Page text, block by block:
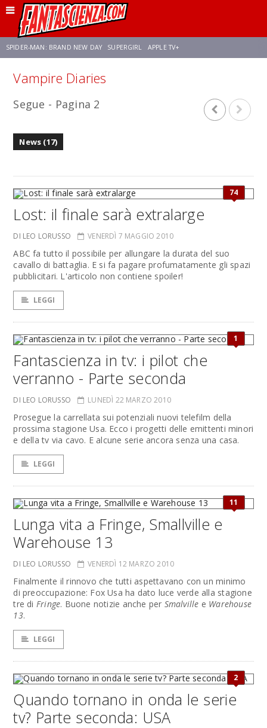
SPIDER-MAN: BRAND NEW DAY SUPERGIRL APPLE TV+
FRANCO RICCIARDIELLO
Vampire Diaries
Segue - Pagina 2
News (17)
74
Lost: il finale sarà extralarge
DI LEO LORUSSO VENERDÌ 7 MAGGIO 2010
ABC fa tutto il possibile per allungare la durata del suo
cavallo di battaglia. E si fa pagare profumatamente gli spazi
pubblicitari. L'articolo non contiene spoiler!
LEGGI
1
Fantascienza in tv: i pilot che
verranno - Parte seconda
DI LEO LORUSSO LUNEDÌ 22 MARZO 2010
Prosegue la carrellata sui potenziali nuovi telefilm della
prossima stagione Usa. Ecco i progetti delle emittenti minori
e della tv via cavo. E alcune serie ancora senza una casa.
LEGGI
11
Lunga vita a Fringe, Smallville e
Warehouse 13
DI LEO LORUSSO VENERDÌ 12 MARZO 2010
Finalmente il rinnovo che tutti aspettavano con un minimo
di preoccupazione: Fox Usa ha dato luce verde alla stagione
tre di Fringe. Buone notizie anche per Smalville e Warehouse
13.
LEGGI
2
Quando tornano in onda le serie
tv? Parte seconda: USA